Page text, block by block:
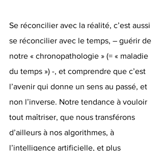
Se réconcilier avec la réalité, c’est aussi
se réconcilier avec le temps, – guérir de
notre « chronopathologie » (= « maladie
du temps ») -, et comprendre que c’est
l’avenir qui donne un sens au passé, et
non l’inverse. Notre tendance à vouloir
tout maîtriser, que nous transférons
d’ailleurs à nos algorithmes, à
l’intelligence artificielle, et plus